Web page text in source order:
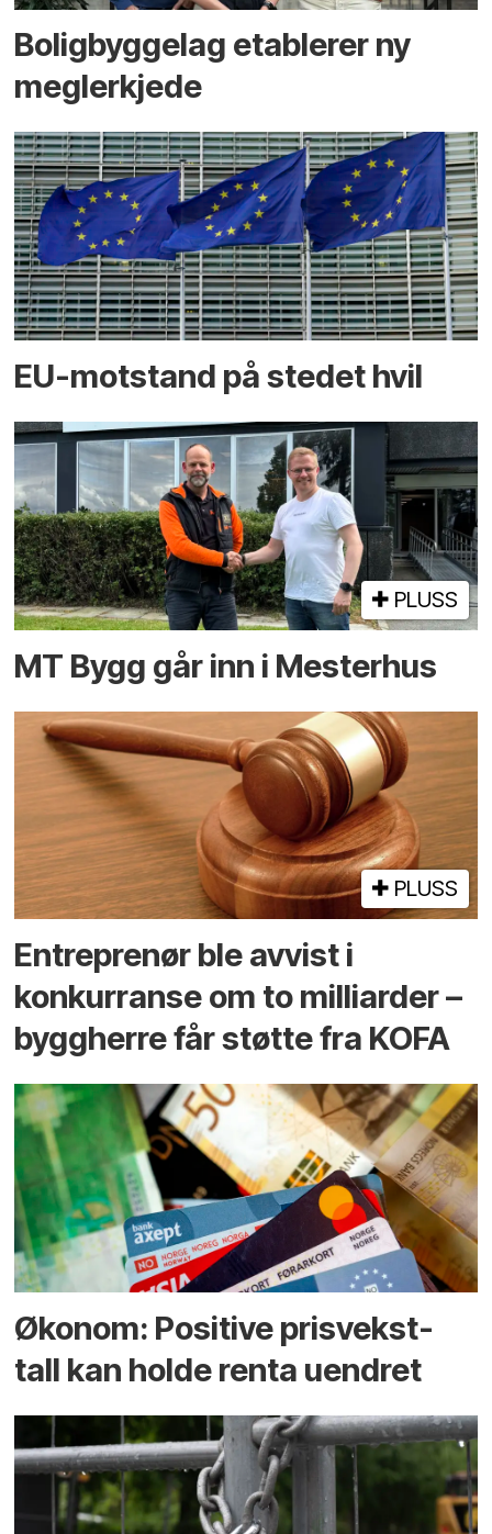
Boligbyggelag etablerer ny
megler­kjede
EU-motstand på stedet hvil
PLUSS
MT Bygg går inn i Mesterhus
PLUSS
Entreprenør ble avvist i
konkurranse om to milliarder –
byggherre får støtte fra KOFA
Økonom: Positive prisvekst-
tall kan holde renta uendret